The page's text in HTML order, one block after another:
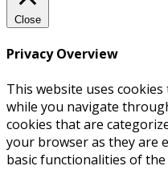
Close
Privacy Overview
This website uses
while you navigate
cookies that are
your browser as they are
basic functionalities of